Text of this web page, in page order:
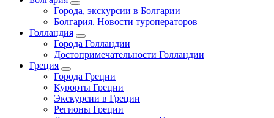
Города, экскурсии в Болгарии
Болгария. Новости туроператоров
Голландия
Города Голландии
Достопримечательности Голландии
Греция
Города Греции
Курорты Греции
Экскурсии в Греции
Регионы Греции